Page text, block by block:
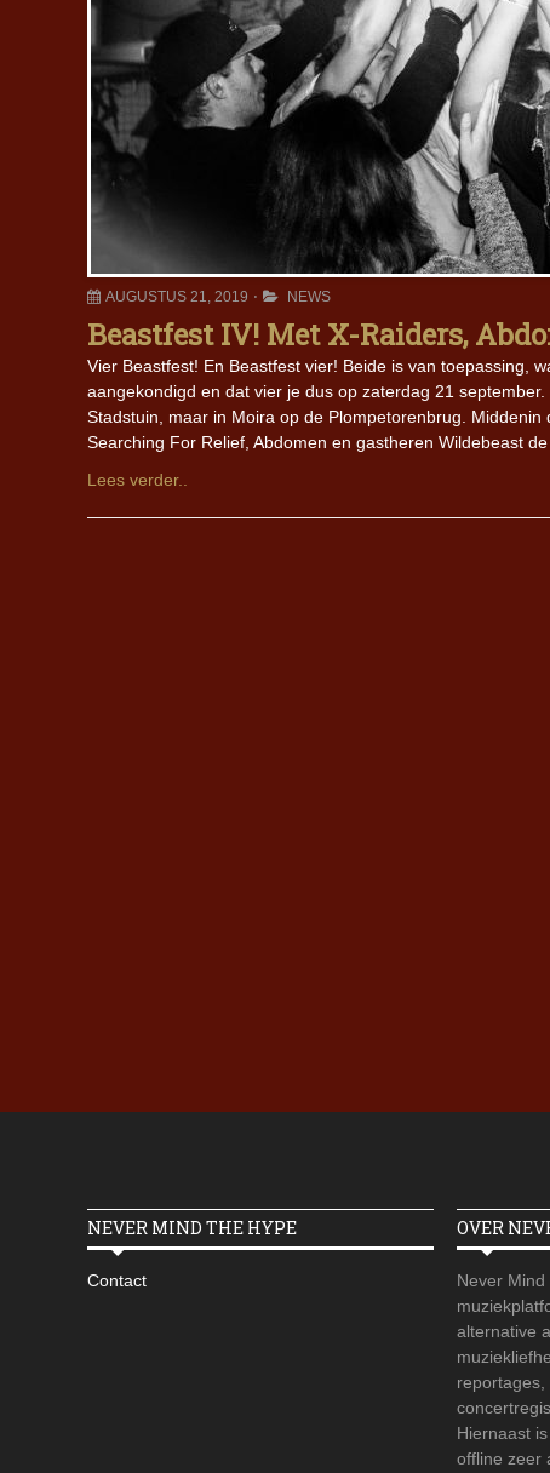
AUGUSTUS 21, 2019 NEWS
Beastfest IV! Met X-Raiders,
Vier Beastfest! En Beastfest vier! Beide is van toepassing,
aangekondigd en dat vier je dus op zaterdag 21
Stadstuin, maar in Moira op de Plompetorenbrug.
Searching For Relief, Abdomen en gastheren Wildebeast de
Lees verder..
NEVER MIND THE HYPE
Contact
OVER
Never
alternative
reportages,
Hiernaast
offline zeer